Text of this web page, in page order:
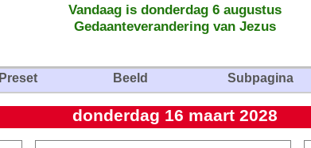
Vandaag is donderdag 6 augustus
Gedaanteverandering van Jezus
Preset Beeld Subpagina
donderdag 16 maart 2028